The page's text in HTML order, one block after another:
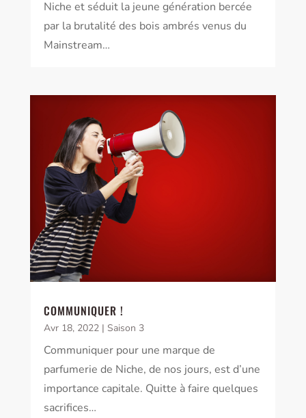
Niche et séduit la jeune génération bercée
par la brutalité des bois ambrés venus du
Mainstream…
COMMUNIQUER !
Avr 18, 2022| Saison 3
Communiquer pour une marque de
parfumerie de Niche, de nos jours, est d’une
importance capitale. Quitte à faire quelques
sacrifices…